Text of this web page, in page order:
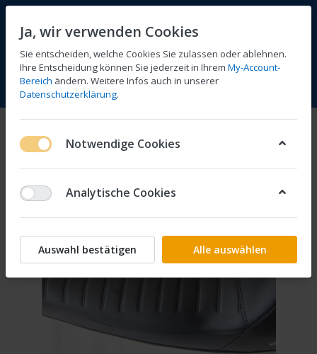
Menü Anmelden Vergleichen Wunschliste
Ja, wir verwenden Cookies
Sie entscheiden, welche Cookies Sie zulassen oder ablehnen.
Ihre Entscheidung können Sie jederzeit in Ihrem My-Account-
Bereich ändern. Weitere Infos auch in unserer
Datenschutzerklärung.
Notwendige Cookies
Analytische Cookies
Auswahl bestätigen Alle auswählen